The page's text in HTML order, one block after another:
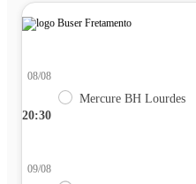
20:30
08/08
Mercure BH Lourdes
09/08